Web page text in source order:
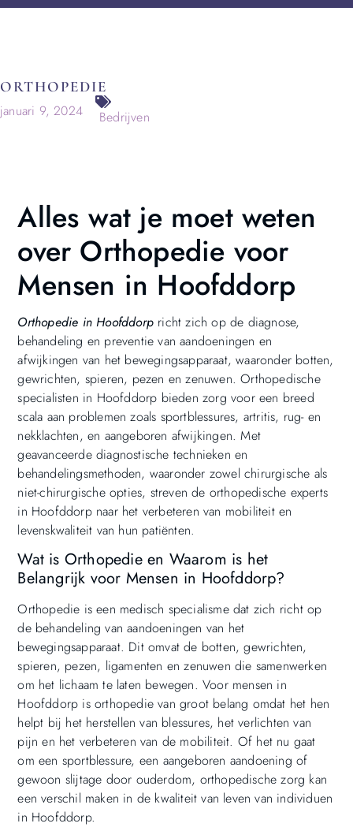
ORTHOPEDIE
januari 9, 2024
Bedrijven
Alles wat je moet weten
over Orthopedie voor
Mensen in Hoofddorp
Orthopedie in Hoofddorp richt zich op de diagnose,
behandeling en preventie van aandoeningen en
afwijkingen van het bewegingsapparaat, waaronder botten,
gewrichten, spieren, pezen en zenuwen. Orthopedische
specialisten in Hoofddorp bieden zorg voor een breed
scala aan problemen zoals sportblessures, artritis, rug- en
nekklachten, en aangeboren afwijkingen. Met
geavanceerde diagnostische technieken en
behandelingsmethoden, waaronder zowel chirurgische als
niet-chirurgische opties, streven de orthopedische experts
in Hoofddorp naar het verbeteren van mobiliteit en
levenskwaliteit van hun patiënten.
Wat is Orthopedie en Waarom is het
Belangrijk voor Mensen in Hoofddorp?
Orthopedie is een medisch specialisme dat zich richt op
de behandeling van aandoeningen van het
bewegingsapparaat. Dit omvat de botten, gewrichten,
spieren, pezen, ligamenten en zenuwen die samenwerken
om het lichaam te laten bewegen. Voor mensen in
Hoofddorp is orthopedie van groot belang omdat het hen
helpt bij het herstellen van blessures, het verlichten van
pijn en het verbeteren van de mobiliteit. Of het nu gaat
om een sportblessure, een aangeboren aandoening of
gewoon slijtage door ouderdom, orthopedische zorg kan
een verschil maken in de kwaliteit van leven van individuen
in Hoofddorp.